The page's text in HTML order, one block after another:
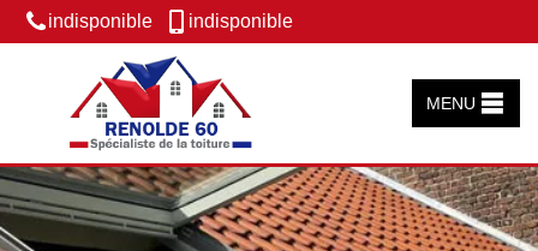
indisponible indisponible
MENU